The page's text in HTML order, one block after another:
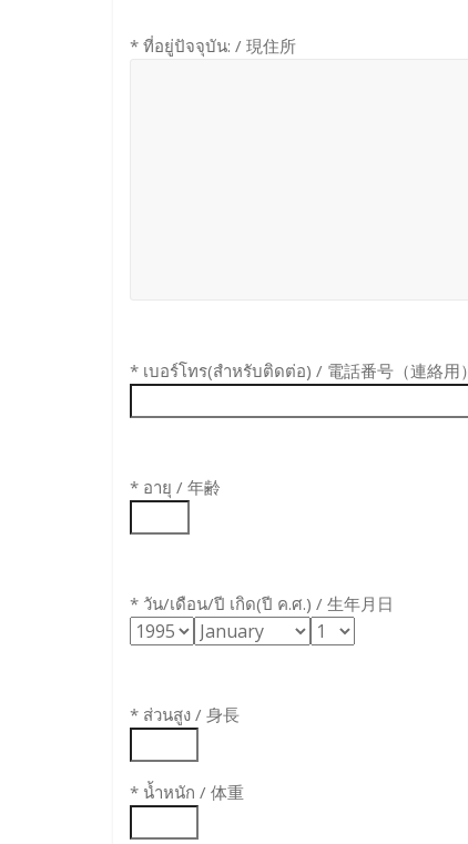
* ที่อยู่ปัจจุบัน: / 現住所
* เบอร์โทร(สำหรับติดต่อ) / 電話番号（連絡用）
* อายุ / 年齢
* วัน/เดือน/ปี เกิด(ปี ค.ศ.) / 生年月日
* ส่วนสูง / 身長
* น้ำหนัก / 体重